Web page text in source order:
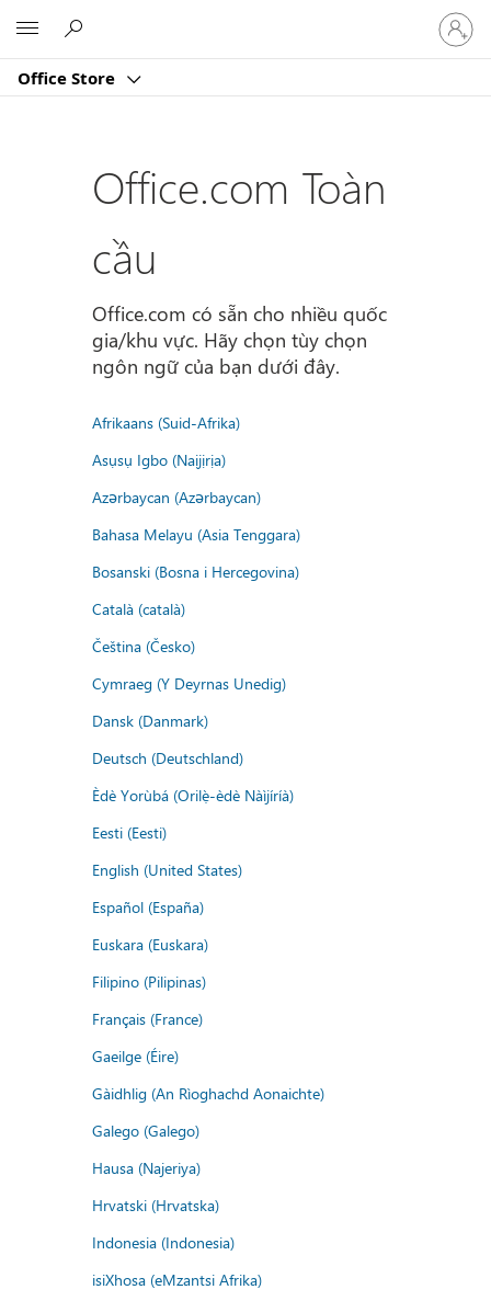
Office Store
Đăng
nhập
tài
của
Office.com Toàn
cầu
Office.com có sẵn cho nhiều quốc
gia/khu vực. Hãy chọn tùy chọn
ngôn ngữ của bạn dưới đây.
Afrikaans (Suid-Afrika)
Asụsụ Igbo (Naịjịrịa)
Azərbaycan (Azərbaycan)
Bahasa Melayu (Asia Tenggara)
Bosanski (Bosna i Hercegovina)
Català (català)
Čeština (Česko)
Cymraeg (Y Deyrnas Unedig)
Dansk (Danmark)
Deutsch (Deutschland)
Èdè Yorùbá (Orilẹ̀-èdè Nàìjíríà)
Eesti (Eesti)
English (United States)
Español (España)
Euskara (Euskara)
Filipino (Pilipinas)
Français (France)
Gaeilge (Éire)
Gàidhlig (An Rìoghachd Aonaichte)
Galego (Galego)
Hausa (Najeriya)
Hrvatski (Hrvatska)
Indonesia (Indonesia)
isiXhosa (eMzantsi Afrika)